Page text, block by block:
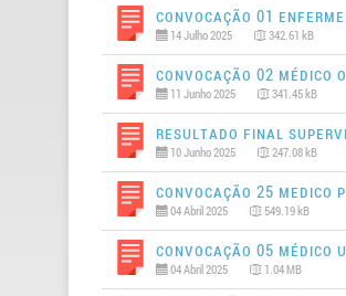
Convocação 01
14 Julho 2025 342.61 kB
Convocação 02 MÉDICO
11 Junho 2025 341.45 kB
Resultado Final
10 Junho 2025 247.08 kB
Convocação 25 MEDICO
04 Abril 2025 549.19 kB
Convocação 05 MÉDICO
04 Abril 2025 1.04 MB